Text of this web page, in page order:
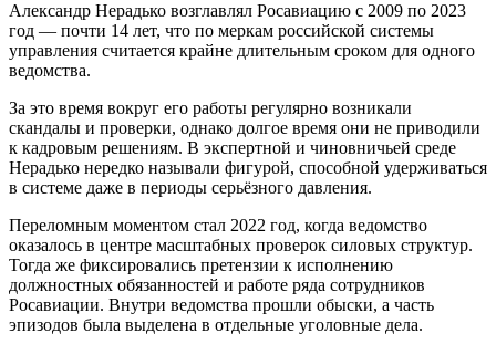
Александр Нерадько возглавлял Росавиацию с 2009 по 2023
год — почти 14 лет, что по меркам российской системы
управления считается крайне длительным сроком для одного
ведомства.
За это время вокруг его работы регулярно возникали
скандалы и проверки, однако долгое время они не приводили
к кадровым решениям. В экспертной и чиновничьей среде
Нерадько нередко называли фигурой, способной удерживаться
в системе даже в периоды серьёзного давления.
Переломным моментом стал 2022 год, когда ведомство
оказалось в центре масштабных проверок силовых структур.
Тогда же фиксировались претензии к исполнению
должностных обязанностей и работе ряда сотрудников
Росавиации. Внутри ведомства прошли обыски, а часть
эпизодов была выделена в отдельные уголовные дела.